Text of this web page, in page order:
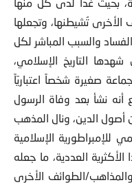
تُشيطنها، وتجعلها
والسبب المباشر لكل
التاريخ الإسلامي،
صغيرة شخصاً اعتباريّاً
نشأ بعد وفاة الرسول
الدين، ونال المذهب
الإسلامية
العددية، ما جعله
الطوائف الأخرى
العقيدةاالتي حددت